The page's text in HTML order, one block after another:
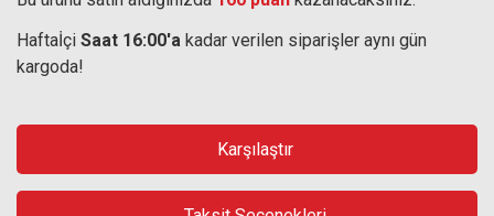
Haftaİçi Saat 16:00'a kadar verilen siparişler aynı gün
kargoda!
Karşılaştır